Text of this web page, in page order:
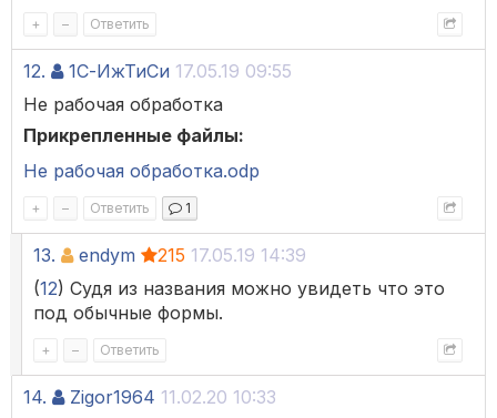
+ – Ответить
12. 1С-ИжТиСи 17.05.19 09:55
Не рабочая обработка
Прикрепленные файлы:
Не рабочая обработка.odp
+ – Ответить 1
13. endym 215 17.05.19 14:39
(12) Судя из названия можно увидеть что это
под обычные формы.
+ – Ответить
14. Zigor1964 11.02.20 10:33